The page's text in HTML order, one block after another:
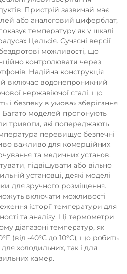
Пристрій зазвичай має
або аналоговий циферблат,
температуру як у шкалі
Цельсія. Сучасні версії
можливості, що
контролювати через
Надійна конструкція
включає водонепроникний
нержавіючої сталі, що
і безпеку в умовах зберігання
Багато моделей пропонують
тривоги, які попереджають
перевищує безпечні
важливо для комерційних
та медичних установ.
підвішувати або вільно
установці, деякі моделі
для зручного розміщення.
включати можливості
історії температури для
та аналізу. Ці термометри
діапазоні температур, як
(від -40°C до 10°C), що робить
холодильних, так і для
камер.